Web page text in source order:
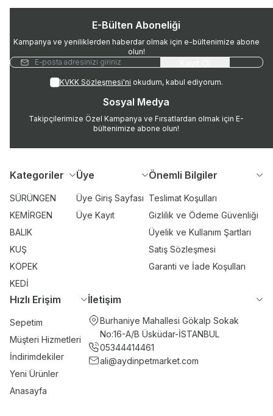
E-Bülten Aboneliği
Kampanya ve yeniliklerden haberdar olmak için e-bültenimize abone
olun!
KVKK Sözleşmesi'ni okudum, kabul ediyorum.
Sosyal Medya
Takipçilerimize Özel Kampanya ve Fırsatlardan olmak için E-
bültenimize abone olun!
Kategoriler
SÜRÜNGEN
KEMİRGEN
BALIK
KUŞ
KÖPEK
KEDİ
Üye
Üye Giriş Sayfası
Üye Kayıt
Önemli Bilgiler
Teslimat Koşulları
Gizlilik ve Ödeme Güvenliği
Üyelik ve Kullanım Şartları
Satış Sözleşmesi
Garanti ve İade Koşulları
Hızlı Erişim
Sepetim
Müşteri Hizmetleri
İndirimdekiler
Yeni Ürünler
Anasayfa
İletişim
Burhaniye Mahallesi Gökalp Sokak
No:16-A/B Üsküdar-İSTANBUL
05344414461
ali@aydinpetmarket.com